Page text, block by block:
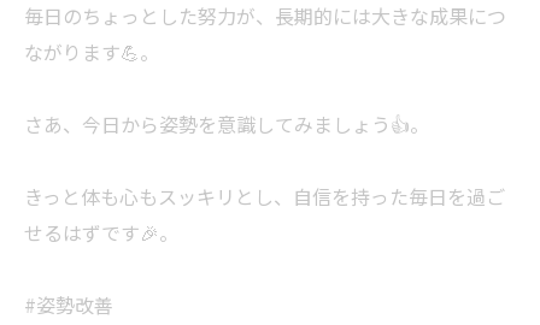
毎日のちょっとした努力が、長期的には大きな成果につ
ながります💪。
さあ、今日から姿勢を意識してみましょう👍。
きっと体も心もスッキリとし、自信を持った毎日を過ご
せるはずです🎉。
#姿勢改善